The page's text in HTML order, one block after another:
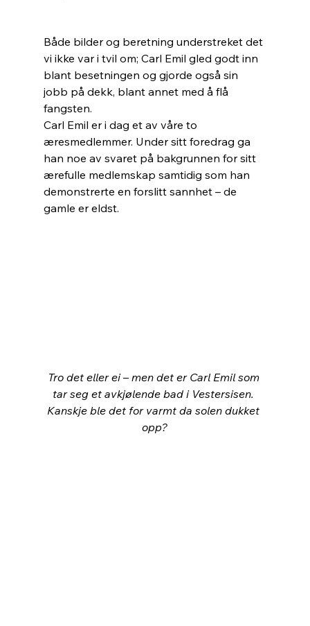
Både bilder og beretning understreket det
vi ikke var i tvil om; Carl Emil gled godt inn
blant besetningen og gjorde også sin
jobb på dekk, blant annet med å flå
fangsten.
Carl Emil er i dag et av våre to
æresmedlemmer. Under sitt foredrag ga
han noe av svaret på bakgrunnen for sitt
ærefulle medlemskap samtidig som han
demonstrerte en forslitt sannhet – de
gamle er eldst.
Tro det eller ei – men det er Carl Emil som
tar seg et avkjølende bad i Vestersisen.
Kanskje ble det for varmt da solen dukket
opp?